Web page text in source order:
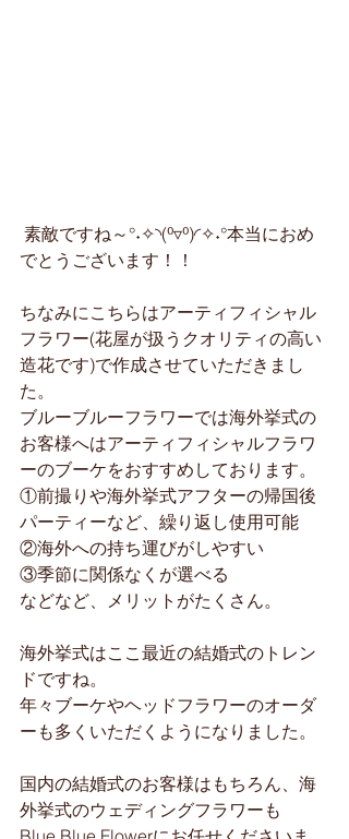
でとうございます！！
ちなみにこちらはアーティフィシャル
フラワー(花屋が扱うクオリティの高い
造花です)で作成させていただきまし
た。
ブルーブルーフラワーでは海外挙式の
お客様へはアーティフィシャルフラワ
ーのブーケをおすすめしております。
①前撮りや海外挙式アフターの帰国後
パーティーなど、繰り返し使用可能
②海外への持ち運びがしやすい
③季節に関係なくが選べる
などなど、メリットがたくさん。
海外挙式はここ最近の結婚式のトレン
ドですね。
年々ブーケやヘッドフラワーのオーダ
ーも多くいただくようになりました。
国内の結婚式のお客様はもちろん、海
外挙式のウェディングフラワーも